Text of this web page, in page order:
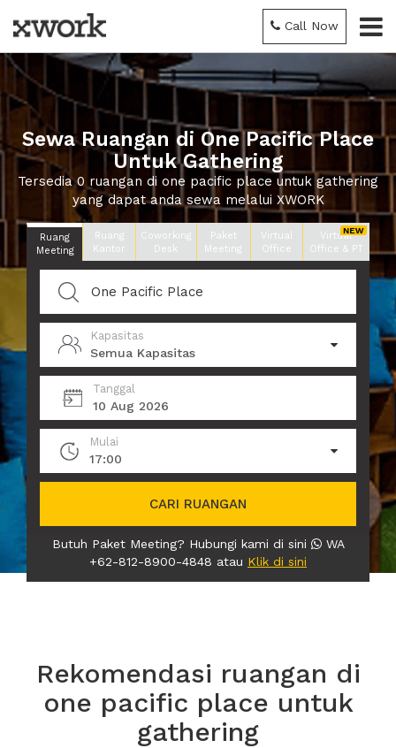
Call Now
Sewa Ruangan di One Pacific Place
Untuk Gathering
Tersedia 0 ruangan di one pacific place untuk gathering
yang dapat anda sewa melalui XWORK
Ruang
Meeting
Ruang
Kantor
Coworking
Desk
Paket
Meeting
Virtual
Office
Virtual
Office & PT
Kapasitas
Semua Kapasitas
Tanggal
10 Aug 2026
Mulai
17:00
CARI RUANGAN
Butuh Paket Meeting? Hubungi kami di sini
WA
+62-812-8900-4848 atau Klik di sini
Rekomendasi ruangan di
one pacific place untuk
gathering